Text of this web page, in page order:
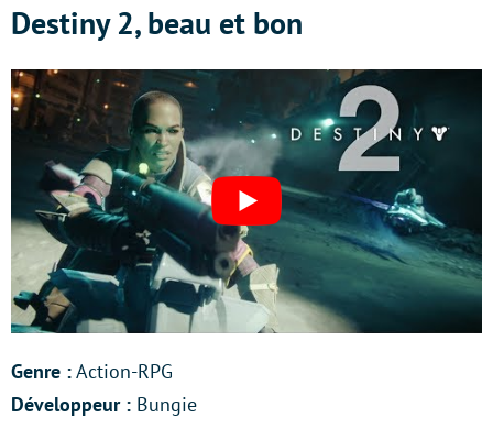
Destiny 2, beau et bon
Genre :Action-RPG
Développeur : Bungie